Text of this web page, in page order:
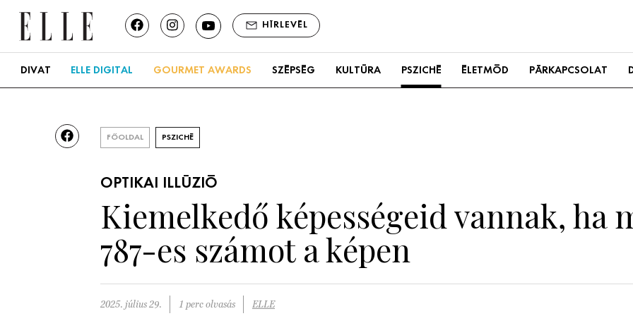
HÍRLEVÉL
DIVAT ELLE DIGITAL GOURMET AWARDS SZÉPSÉG KULTÚRA PSZICHÉ ÉLETMÓD PÁRKAPCSOLAT
FŐOLDAL PSZICHÉ
OPTIKAI ILLÚZIÓ
Kiemelkedő képességeid vannak, ha
787-es számot a képen
2025. július 29. 1 perc olvasás ELLE